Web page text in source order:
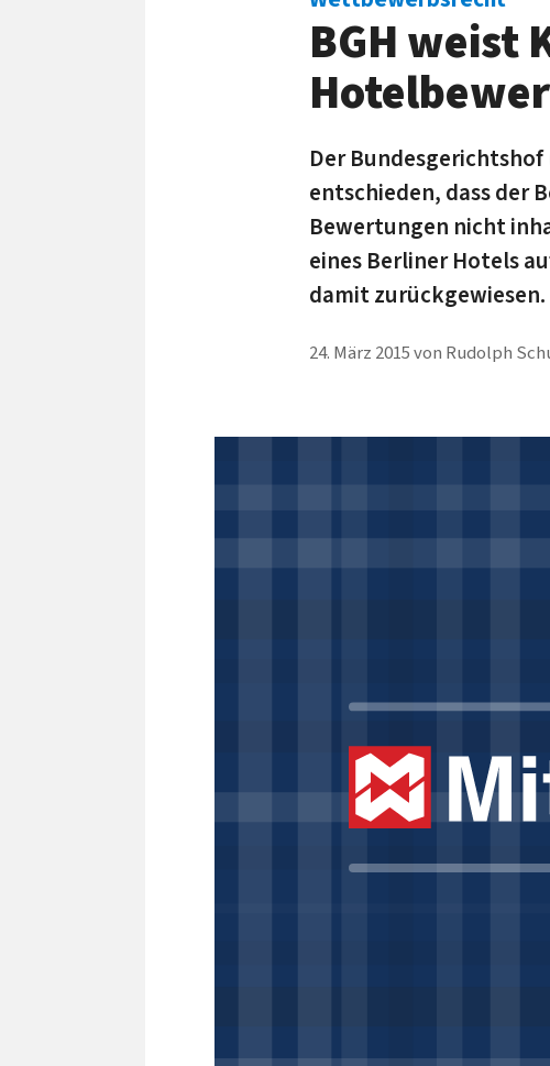
BGH weist
Der Bundesgerichtshof
entschieden, dass der
Bewertungen nicht
eines Berliner Hotels
damit zurückgewiesen.
24. März 2015von Rudolph